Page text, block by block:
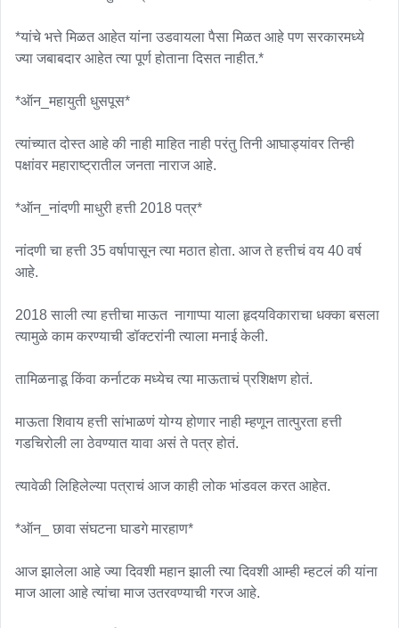
*यांचे भत्ते मिळत आहेत यांना उडवायला पैसा मिळत आहे पण सरकारमध्ये
ज्या जबाबदार आहेत त्या पूर्ण होताना दिसत नाहीत.*
*ऑन_महायुती धुसपूस*
त्यांच्यात दोस्त आहे की नाही माहित नाही परंतु तिनी आघाड्यांवर तिन्ही
पक्षांवर महाराष्ट्रातील जनता नाराज आहे.
*ऑन_नांदणी माधुरी हत्ती 2018 पत्र*
नांदणी चा हत्ती 35 वर्षापासून त्या मठात होता. आज ते हत्तीचं वय 40 वर्ष
आहे.
2018 साली त्या हत्तीचा माऊत  नागाप्पा याला हृदयविकाराचा धक्का बसला
त्यामुळे काम करण्याची डॉक्टरांनी त्याला मनाई केली.
तामिळनाडू किंवा कर्नाटक मध्येच त्या माऊताचं प्रशिक्षण होतं.
माऊता शिवाय हत्ती सांभाळणं योग्य होणार नाही म्हणून तात्पुरता हत्ती
गडचिरोली ला ठेवण्यात यावा असं ते पत्र होतं.
त्यावेळी लिहिलेल्या पत्राचं आज काही लोक भांडवल करत आहेत.
*ऑन_ छावा संघटना घाडगे मारहाण*
आज झालेला आहे ज्या दिवशी महान झाली त्या दिवशी आम्ही म्हटलं की यांना
माज आला आहे त्यांचा माज उतरवण्याची गरज आहे.